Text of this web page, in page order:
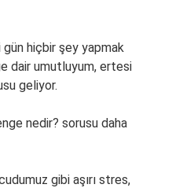
hiçbir şey yapmak
dair umutluyum, ertesi
geliyor.
nedir? sorusu daha
gibi aşırı stres,